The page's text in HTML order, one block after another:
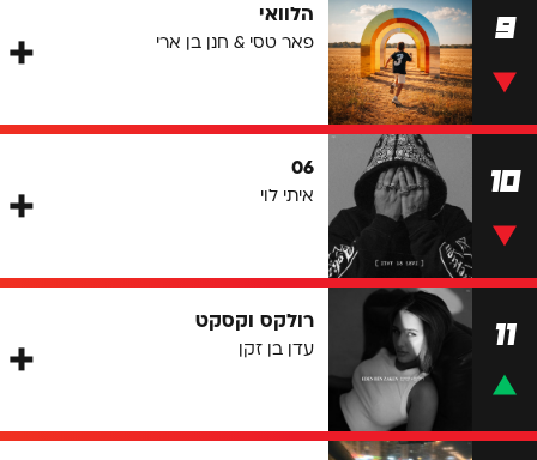
9 הלוואי
פאר טסי & חנן בן ארי
10
06
איתי לוי
11 רולקס וקסקט
עדן בן זקן